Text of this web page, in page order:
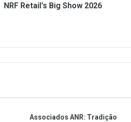
NRF Retail's Big Show 2026
Associados ANR: Tradição